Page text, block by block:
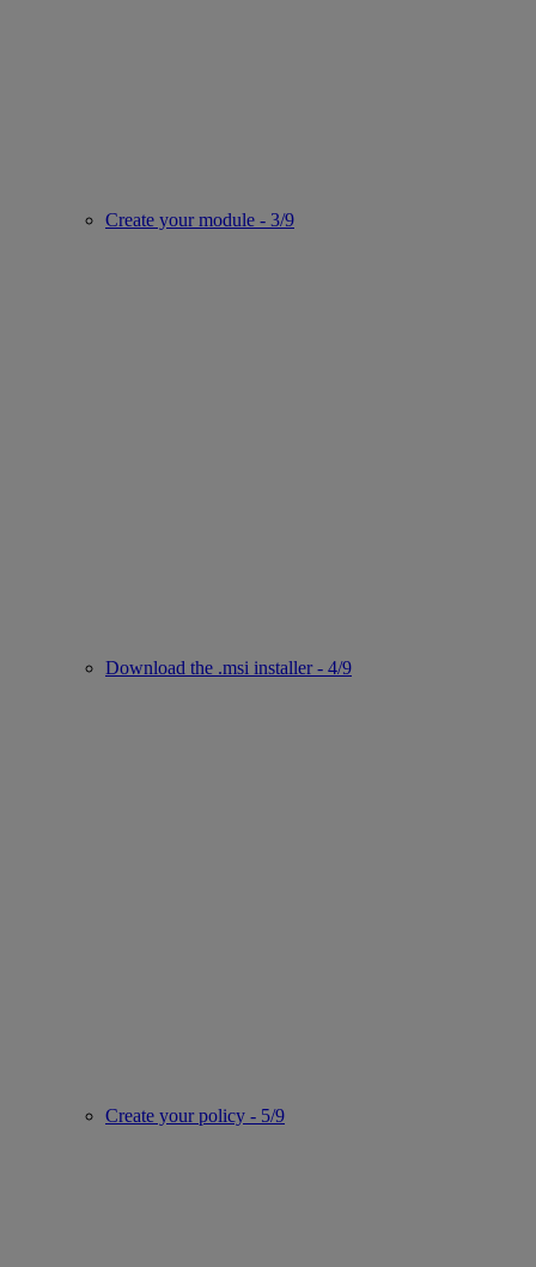
Create your module - 3/9
Download the .msi installer - 4/9
Create your policy - 5/9